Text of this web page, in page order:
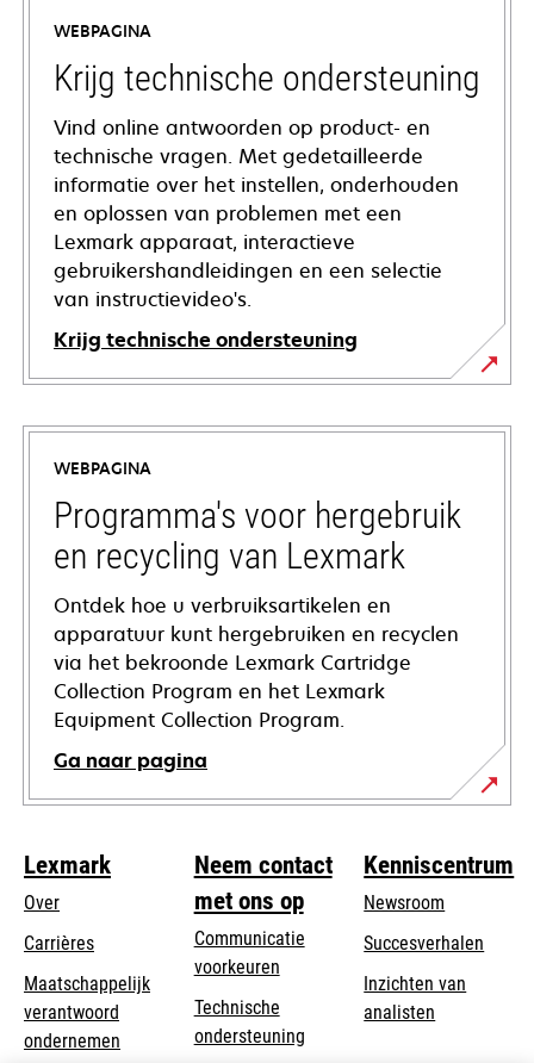
WEBPAGINA
Krijg technische ondersteuning
Vind online antwoorden op product- en
technische vragen. Met gedetailleerde
informatie over het instellen, onderhouden
en oplossen van problemen met een
Lexmark apparaat, interactieve
gebruikershandleidingen en een selectie
van instructievideo's.
Krijg technische ondersteuning
opens
in
new
tab
WEBPAGINA
Programma's voor hergebruik
en recycling van Lexmark
Ontdek hoe u verbruiksartikelen en
apparatuur kunt hergebruiken en recyclen
via het bekroonde Lexmark Cartridge
Collection Program en het Lexmark
Equipment Collection Program.
Ga naar pagina
Lexmark
Over
Carrières
Maatschappelijk
verantwoord
ondernemen
Neem contact
met ons op
Communicatie
voorkeuren
Technische
ondersteuningopens
Kenniscentrum
Newsroom
Succesverhalen
Inzichten van
analisten